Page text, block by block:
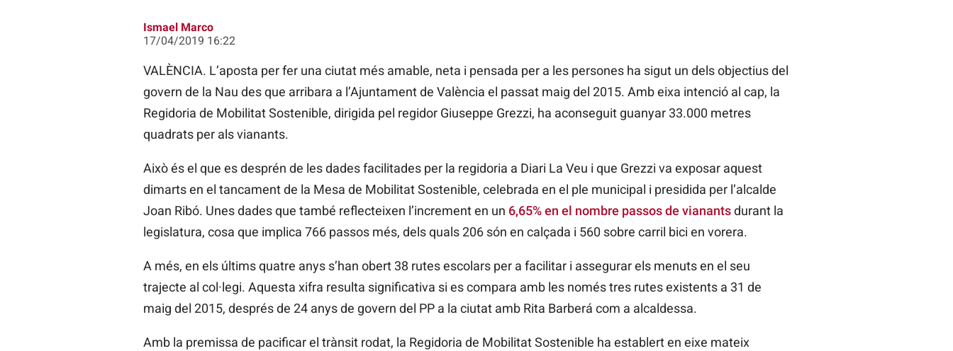
Ismael Marco
17/04/2019 16:22
VALÈNCIA. L’aposta per fer una ciutat més amable, neta i pensada per a les persones ha sigut un dels objectius del
govern de la Nau des que arribara a l’Ajuntament de València el passat maig del 2015. Amb eixa intenció al cap, la
Regidoria de Mobilitat Sostenible, dirigida pel regidor Giuseppe Grezzi, ha aconseguit guanyar 33.000 metres
quadrats per als vianants.
Això és el que es desprén de les dades facilitades per la regidoria a Diari La Veu i que Grezzi va exposar aquest
dimarts en el tancament de la Mesa de Mobilitat Sostenible, celebrada en el ple municipal i presidida per l’alcalde
Joan Ribó. Unes dades que també reflecteixen l’increment en un 6,65% en el nombre passos de vianantsdurant la
legislatura, cosa que implica 766 passos més, dels quals 206 són en calçada i 560 sobre carril bici en vorera.
A més, en els últims quatre anys s’han obert 38 rutes escolars per a facilitar i assegurar els menuts en el seu
trajecte al col·legi. Aquesta xifra resulta significativa si es compara amb les només tres rutes existents a 31 de
maig del 2015, després de 24 anys de govern del PP a la ciutat amb Rita Barberá com a alcaldessa.
Amb la premissa de pacificar el trànsit rodat, la Regidoria de Mobilitat Sostenible ha establert en eixe mateix